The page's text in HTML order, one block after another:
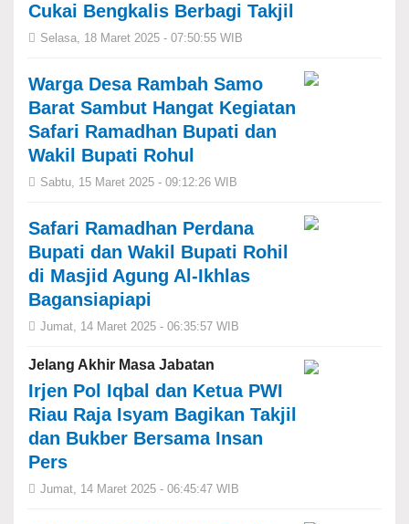
Cukai Bengkalis Berbagi Takjil
Selasa, 18 Maret 2025 - 07:50:55 WIB
Warga Desa Rambah Samo
Barat Sambut Hangat Kegiatan
Safari Ramadhan Bupati dan
Wakil Bupati Rohul
Sabtu, 15 Maret 2025 - 09:12:26 WIB
Safari Ramadhan Perdana
Bupati dan Wakil Bupati Rohil
di Masjid Agung Al-Ikhlas
Bagansiapiapi
Jumat, 14 Maret 2025 - 06:35:57 WIB
Jelang Akhir Masa Jabatan
Irjen Pol Iqbal dan Ketua PWI
Riau Raja Isyam Bagikan Takjil
dan Bukber Bersama Insan
Pers
Jumat, 14 Maret 2025 - 06:45:47 WIB